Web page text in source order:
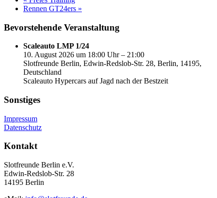
Rennen GT24ers »
Bevorstehende Veranstaltung
Scaleauto LMP 1/24
10. August 2026 um 18:00 Uhr – 21:00
Slotfreunde Berlin, Edwin-Redslob-Str. 28, Berlin, 14195,
Deutschland
Scaleauto Hypercars auf Jagd nach der Bestzeit
Sonstiges
Impressum
Datenschutz
Kontakt
Slotfreunde Berlin e.V.
Edwin-Redslob-Str. 28
14195 Berlin